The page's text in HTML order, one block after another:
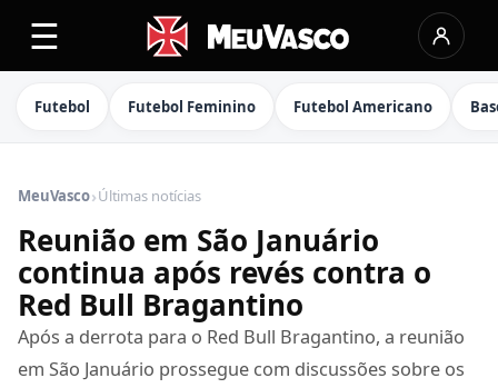
☰
Futebol Futebol Feminino Futebol Americano
MeuVasco›Últimas notícias
Reunião em São Januário
continua após revés contra o
Red Bull Bragantino
Após a derrota para o Red Bull Bragantino, a reunião
em São Januário prossegue com discussões sobre os